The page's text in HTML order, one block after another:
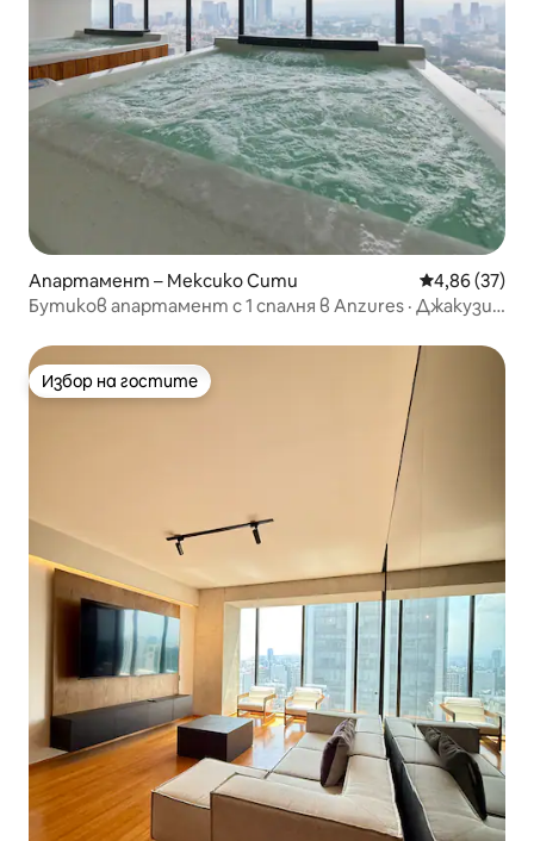
Апартамент – Мексико Сити Средна
4,86 (37)
Бутиков апартамент с 1 спалня в Anzures · Джакузи,
Избор на гостите
Избор на гостите